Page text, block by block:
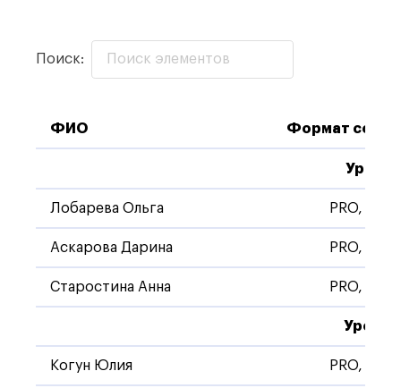
Поиск:
ФИО Формат
Лобарева Ольга PRO,
Аскарова Дарина PRO,
Старостина Анна PRO,
Когун Юлия PRO,